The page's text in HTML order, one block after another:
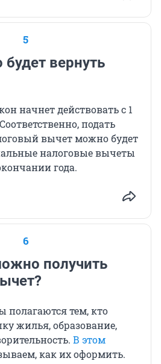
5
вернуть
начнет действовать с 1
подать
вычет можно будет
налоговые вычеты
года.
6
получить
полагаются тем, кто
жилья, образование,
В этом
как их оформить.